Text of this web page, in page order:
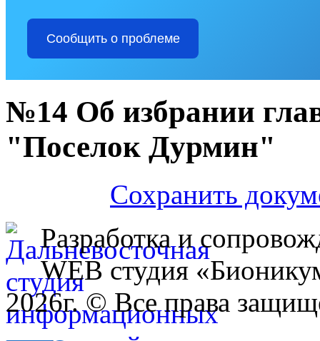
Сообщить о проблеме
№14 Об избрании
"Поселок Дурмин"
Сохранить
Разработка и
WEB студия
2026г. © Все права